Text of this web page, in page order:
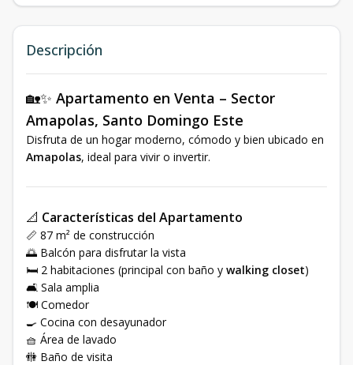
Descripción
🏡✨ Apartamento en Venta – Sector
Amapolas, Santo Domingo Este
Disfruta de un hogar moderno, cómodo y bien ubicado en
Amapolas, ideal para vivir o invertir.
📐 Características del Apartamento
📏 87 m² de construcción
🌅 Balcón para disfrutar la vista
🛏 2 habitaciones (principal con baño y walking closet)
🛋 Sala amplia
🍽 Comedor
🍳 Cocina con desayunador
🧺 Área de lavado
🚻 Baño de visita